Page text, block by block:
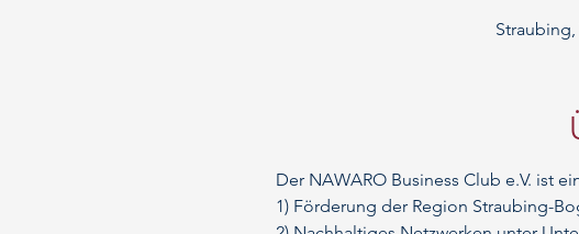
Der NAWARO Business Club e.V. ist
1) Förderung der Region Straubing-